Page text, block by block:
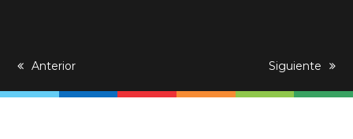
previous
Anterior
next
Siguiente